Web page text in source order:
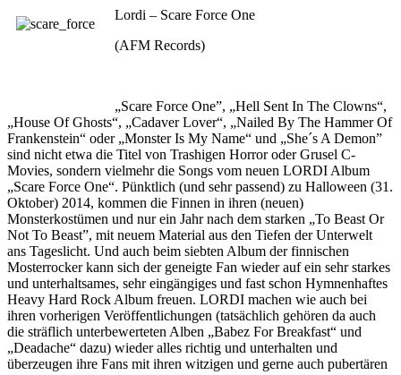
Lordi – Scare Force One
(AFM Records)
„Scare Force One”, „Hell Sent In The Clowns“,
„House Of Ghosts“, „Cadaver Lover“, „Nailed By The Hammer Of
Frankenstein“ oder „Monster Is My Name“ und „She´s A Demon”
sind nicht etwa die Titel von Trashigen Horror oder Grusel C-
Movies, sondern vielmehr die Songs vom neuen LORDI Album
„Scare Force One“. Pünktlich (und sehr passend) zu Halloween (31.
Oktober) 2014, kommen die Finnen in ihren (neuen)
Monsterkostümen und nur ein Jahr nach dem starken „To Beast Or
Not To Beast”, mit neuem Material aus den Tiefen der Unterwelt
ans Tageslicht. Und auch beim siebten Album der finnischen
Mosterrocker kann sich der geneigte Fan wieder auf ein sehr starkes
und unterhaltsames, sehr eingängiges und fast schon Hymnenhaftes
Heavy Hard Rock Album freuen. LORDI machen wie auch bei
ihren vorherigen Veröffentlichungen (tatsächlich gehören da auch
die sträflich unterbewerteten Alben „Babez For Breakfast“ und
„Deadache“ dazu) wieder alles richtig und unterhalten und
überzeugen ihre Fans mit ihren witzigen und gerne auch pubertären